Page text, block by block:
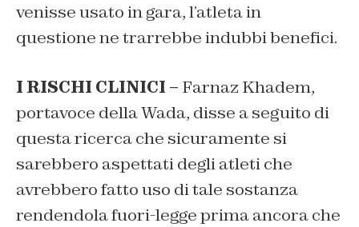
venisse usato in gara, l’atleta in
questione ne trarrebbe indubbi benefici.
I RISCHI CLINICI – Farnaz Khadem,
portavoce della Wada, disse a seguito di
questa ricerca che sicuramente si
sarebbero aspettati degli atleti che
avrebbero fatto uso di tale sostanza
rendendola fuori-legge prima ancora che